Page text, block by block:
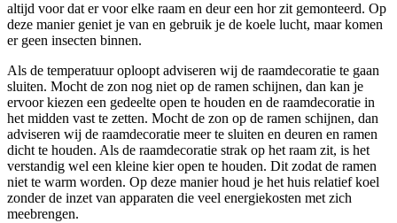
altijd voor dat er voor elke raam en deur een hor zit gemonteerd. Op
deze manier geniet je van en gebruik je de koele lucht, maar komen
er geen insecten binnen.
Als de temperatuur oploopt adviseren wij de raamdecoratie te gaan
sluiten. Mocht de zon nog niet op de ramen schijnen, dan kan je
ervoor kiezen een gedeelte open te houden en de raamdecoratie in
het midden vast te zetten. Mocht de zon op de ramen schijnen, dan
adviseren wij de raamdecoratie meer te sluiten en deuren en ramen
dicht te houden. Als de raamdecoratie strak op het raam zit, is het
verstandig wel een kleine kier open te houden. Dit zodat de ramen
niet te warm worden. Op deze manier houd je het huis relatief koel
zonder de inzet van apparaten die veel energiekosten met zich
meebrengen.